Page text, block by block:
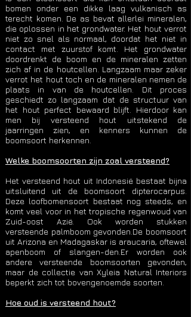
bomen onder een dikke laag vulkanisch as
terecht komen. De as bevat allerlei mineralen,
die oplossen in het grondwater. Het hout verrot
niet zo snel als normaal, doordat het niet in
contact met zuurstof komt. Het grondwater
doordrenkt de boom en de mineralen zetten
zich af in de houtcellen. Langzaam maar zeker
verrot het hout toch en de mineralen nemen de
plaats in van de houtcellen. Dit proces
geschiedt zo langzaam dat de structuur van
het hout perfect bewaard blijft. Hierdoor kan
men bij versteend hout uitstekend de
jaarringen zien, en kenners kunnen de
boomsoort herkennen.
Welke boomsoorten zijn zoal versteend?
Het versteend hout uit Indonesië bestaat bijna
uitsluitend uit de boomsoort dipterocarpus.
Deze loofbomensoort bestaat nog steeds, en
komt veel voor in het tropische regenwoud van
Zuid-oost Azië. Ook worden stukken
versteende palmboom gevonden.De boomsoort
uit Arizona en Madagaskar is araucaria, oftewel
apenboom of slangen-den.Er worden ook
andere versteende boomsoorten gevonden,
maar de collectie van Xyleia Natural Interiors
beperkt zich tot bovengenoemde soorten.
Hoe oud is versteend hout?